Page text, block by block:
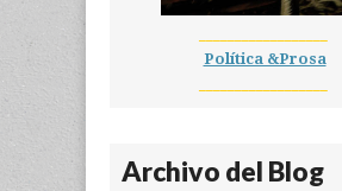
Política &Prosa
Archivo del Blog